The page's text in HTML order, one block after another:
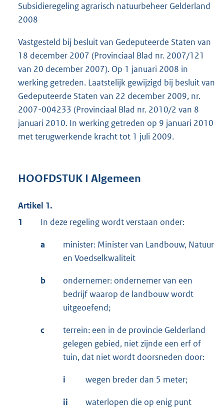
Subsidieregeling agrarisch natuurbeheer Gelderland
2008
Vastgesteld bij besluit van Gedeputeerde Staten van
18 december 2007 (Provinciaal Blad nr. 2007/121
van 20 december 2007). Op 1 januari 2008 in
werking getreden. Laatstelijk gewijzigd bij besluit van
Gedeputeerde Staten van 22 december 2009, nr.
2007-004233 (Provinciaal Blad nr. 2010/2 van 8
januari 2010. In werking getreden op 9 januari 2010
met terugwerkende kracht tot 1 juli 2009.
HOOFDSTUK I Algemeen
Artikel 1.
1
In deze regeling wordt verstaan onder:
a
minister: Minister van Landbouw, Natuur
en Voedselkwaliteit
b
ondernemer: ondernemer van een
bedrijf waarop de landbouw wordt
uitgeoefend;
c
terrein: een in de provincie Gelderland
gelegen gebied, niet zijnde een erf of
tuin, dat niet wordt doorsneden door:
i wegen breder dan 5 meter;
ii
waterlopen die op enig punt